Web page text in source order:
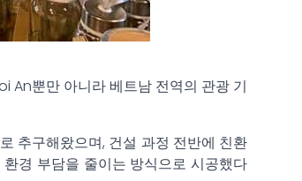
An뿐만 아니라 베트남 전역의 관광 기
추구해왔으며, 건설 과정 전반에 친환
경 부담을 줄이는 방식으로 시공했다